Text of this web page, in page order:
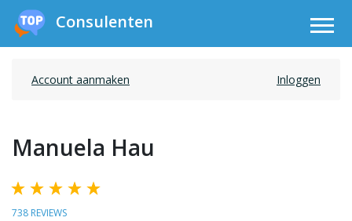
Consulenten
Account aanmaken Inloggen
Manuela Hau
738 REVIEWS